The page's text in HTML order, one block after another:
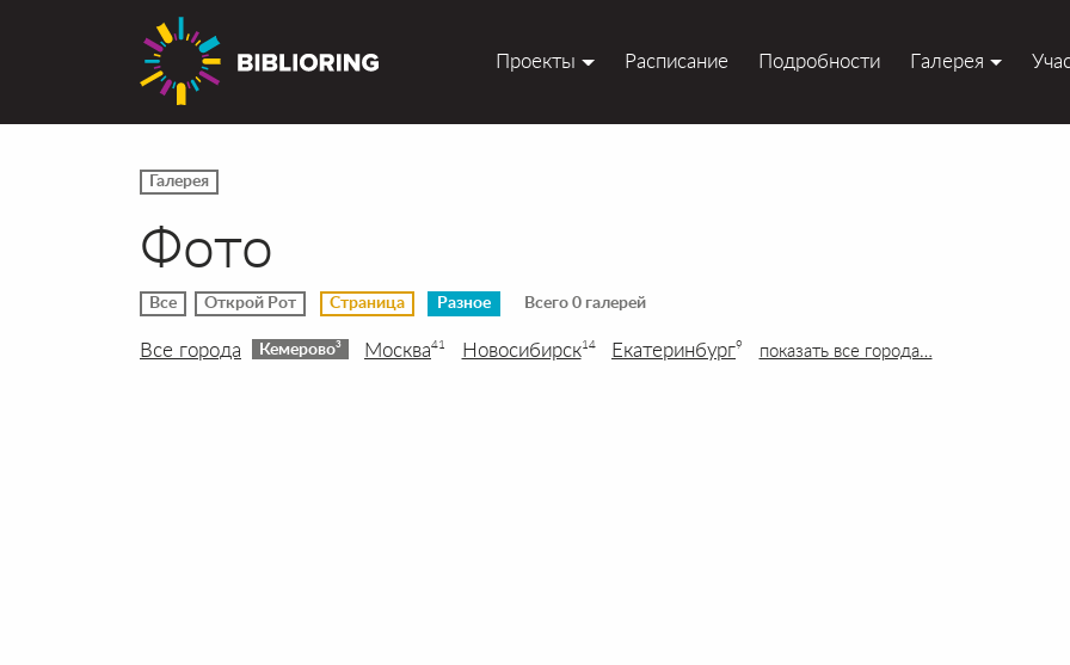
Проекты Расписание Подробности Галерея
Галерея
Фото
Все Открой Рот Страница Разное Всего 0 галерей
Все города Кемерово3 Москва41 Новосибирск14 Екатеринбург9 показать все города…